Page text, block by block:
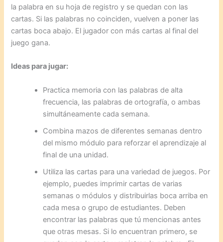
la palabra en su hoja de registro y se quedan con las
cartas. Si las palabras no coinciden, vuelven a poner las
cartas boca abajo. El jugador con más cartas al final del
juego gana.
Ideas para jugar:
Practica memoria con las palabras de alta
frecuencia, las palabras de ortografía, o ambas
simultáneamente cada semana.
Combina mazos de diferentes semanas dentro
del mismo módulo para reforzar el aprendizaje al
final de una unidad.
Utiliza las cartas para una variedad de juegos. Por
ejemplo, puedes imprimir cartas de varias
semanas o módulos y distribuirlas boca arriba en
cada mesa o grupo de estudiantes. Deben
encontrar las palabras que tú mencionas antes
que otras mesas. Si lo encuentran primero, se